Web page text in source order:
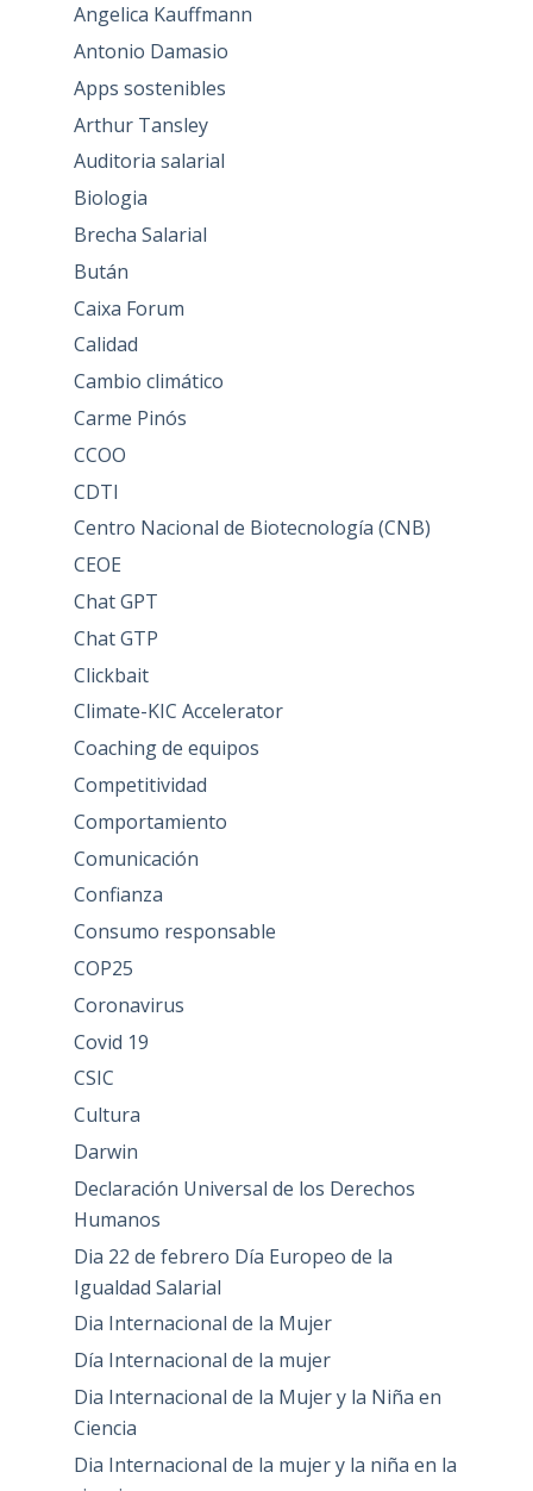
Angelica Kauffmann
Antonio Damasio
Apps sostenibles
Arthur Tansley
Auditoria salarial
Biologia
Brecha Salarial
Bután
Caixa Forum
Calidad
Cambio climático
Carme Pinós
CCOO
CDTI
Centro Nacional de Biotecnología (CNB)
CEOE
Chat GPT
Chat GTP
Clickbait
Climate-KIC Accelerator
Coaching de equipos
Competitividad
Comportamiento
Comunicación
Confianza
Consumo responsable
COP25
Coronavirus
Covid 19
CSIC
Cultura
Darwin
Declaración Universal de los Derechos
Humanos
Dia 22 de febrero Día Europeo de la
Igualdad Salarial
Dia Internacional de la Mujer
Día Internacional de la mujer
Dia Internacional de la Mujer y la Niña en
Ciencia
Dia Internacional de la mujer y la niña en la